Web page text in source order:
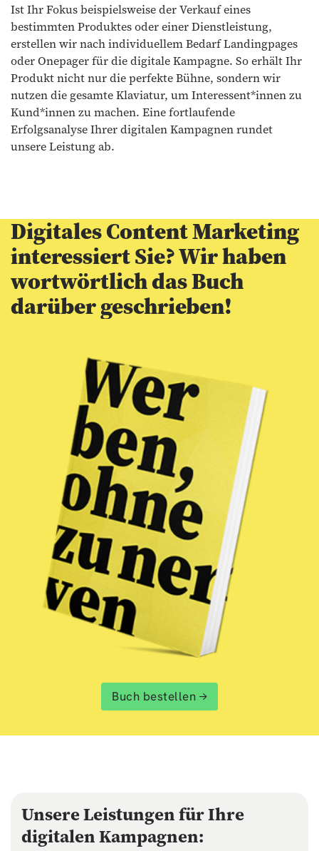
Ist Ihr Fokus beispielsweise der Verkauf eines
bestimmten Produktes oder einer Dienstleistung,
erstellen wir nach individuellem Bedarf Landingpages
oder Onepager für die digitale Kampagne. So erhält Ihr
Produkt nicht nur die perfekte Bühne, sondern wir
nutzen die gesamte Klaviatur, um Interessent*innen zu
Kund*innen zu machen. Eine fortlaufende
Erfolgsanalyse Ihrer digitalen Kampagnen rundet
unsere Leistung ab.
Digitales Content Marketing
interessiert Sie? Wir haben
wortwörtlich das Buch
darüber geschrieben!
Buch bestellen
Unsere Leistungen für Ihre
digitalen Kampagnen: